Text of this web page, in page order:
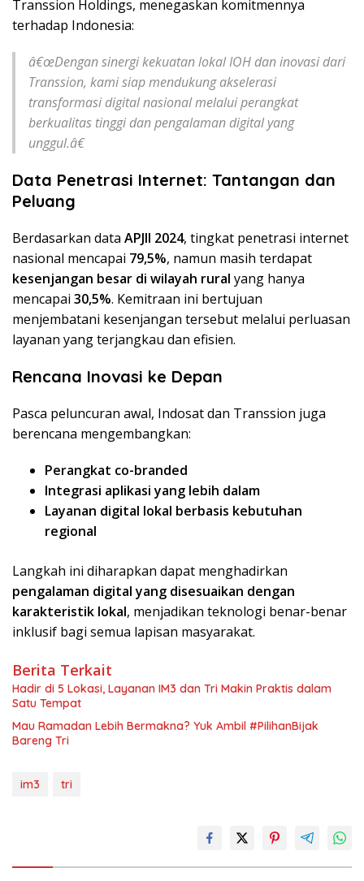
Transsion Holdings, menegaskan komitmennya
terhadap Indonesia:
â€œDengan sinergi kekuatan lokal IOH dan inovasi dari
Transsion, kami siap mendukung akselerasi
transformasi digital nasional melalui perangkat
berkualitas tinggi dan pengalaman digital yang
unggul.â€
Data Penetrasi Internet: Tantangan dan
Peluang
Berdasarkan data APJII 2024, tingkat penetrasi internet
nasional mencapai 79,5%, namun masih terdapat
kesenjangan besar di wilayah rural yang hanya
mencapai 30,5%. Kemitraan ini bertujuan
menjembatani kesenjangan tersebut melalui perluasan
layanan yang terjangkau dan efisien.
Rencana Inovasi ke Depan
Pasca peluncuran awal, Indosat dan Transsion juga
berencana mengembangkan:
Perangkat co-branded
Integrasi aplikasi yang lebih dalam
Layanan digital lokal berbasis kebutuhan
regional
Langkah ini diharapkan dapat menghadirkan
pengalaman digital yang disesuaikan dengan
karakteristik lokal, menjadikan teknologi benar-benar
inklusif bagi semua lapisan masyarakat.
Berita Terkait
Hadir di 5 Lokasi, Layanan IM3 dan Tri Makin Praktis dalam
Satu Tempat
Mau Ramadan Lebih Bermakna? Yuk Ambil #PilihanBijak
Bareng Tri
im3 tri